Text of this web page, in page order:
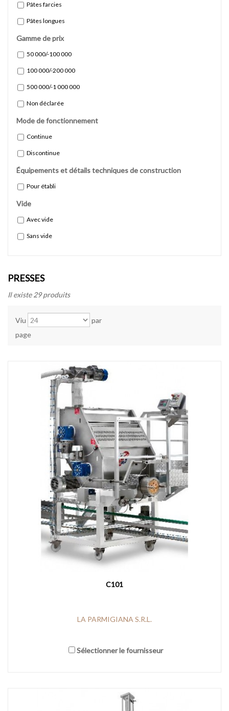
Pâtes farcies
Pâtes longues
Gamme de prix
50 000/-100 000
100 000/-200 000
500 000/-1 000 000
Non déclarée
Mode de fonctionnement
Continue
Discontinue
Équipements et détails techniques de construction
Pour établi
Vide
Avec vide
Sans vide
PRESSES
Il existe 29 produits
Viu
par
page
C101
LA PARMIGIANA S.R.L.
Sélectionner le fournisseur